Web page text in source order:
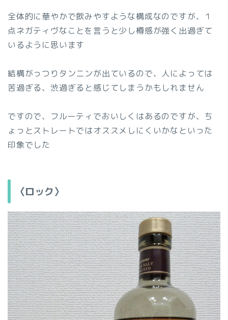
全体的に華やかで飲みやすような構成なのですが、１
点ネガティヴなことを言うと少し樽感が強く出過ぎて
いるように思います
結構がっつりタンニンが出ているので、人によっては
苦過ぎる、渋過ぎると感じてしまうかもしれません
ですので、フルーティでおいしくはあるのですが、ち
ょっとストレートではオススメしにくいかなといった
印象でした
〈ロック〉